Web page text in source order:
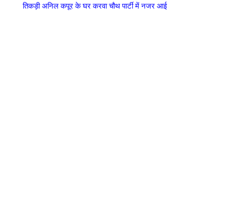
तिकड़ी अनिल कपूर के घर करवा चौथ पार्टी में नजर आई